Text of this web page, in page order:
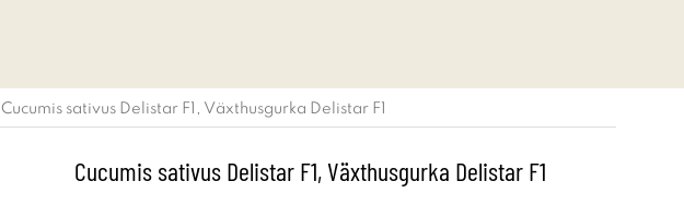
Cucumis sativus Delistar F1, Växthusgurka Delistar F1
Cucumis sativus Delistar F1, Växthusgurka Delistar F1